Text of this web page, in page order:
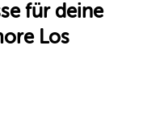
für deine
Los